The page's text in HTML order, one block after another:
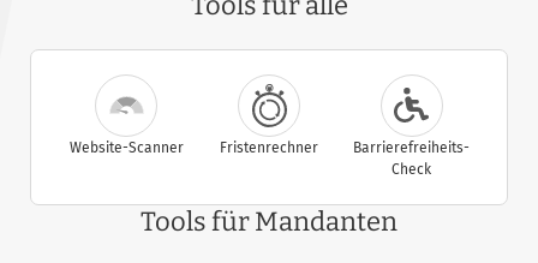
Website-Scanner Fristenrechner
Barrierefreiheits-
Check
Tools für Mandanten